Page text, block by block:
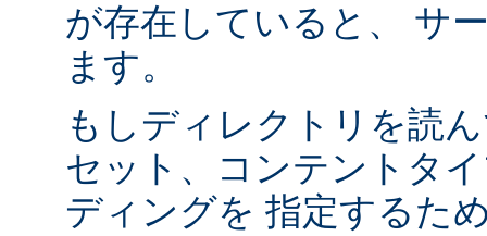
が存在していると、 サ
ます。
もしディレクトリを読
セット、コンテントタ
ディングを 指定するた